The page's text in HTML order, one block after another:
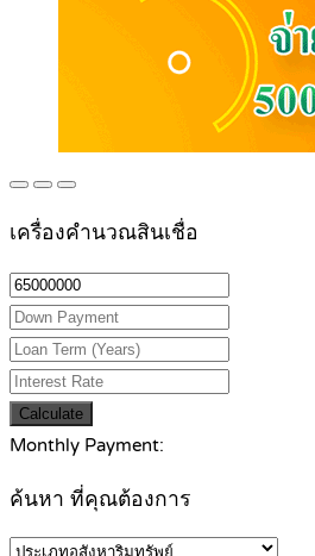
เครื่องคำนวณสินเชื่อ
Calculate
Monthly Payment:
ค้นหา ที่คุณต้องการ